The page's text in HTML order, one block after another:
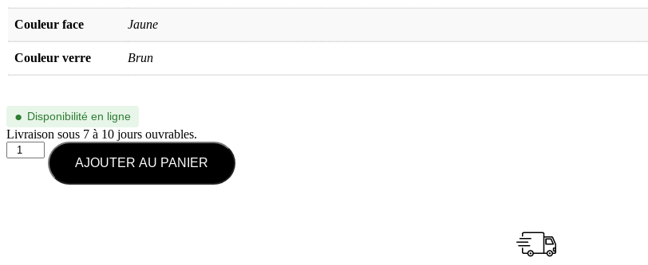
Couleur face Jaune
Couleur verre Brun
● Disponibilité en ligne
Livraison sous 7 à 10 jours ouvrables.
AJOUTER AU PANIER